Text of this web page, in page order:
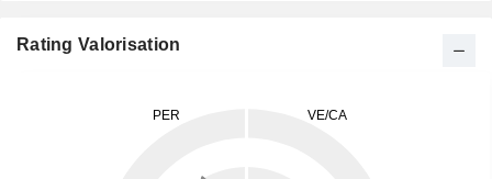
Rating Valorisation